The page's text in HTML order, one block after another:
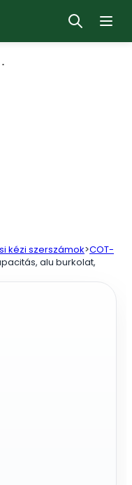
kézi szerszámok>COT-
alu burkolat,